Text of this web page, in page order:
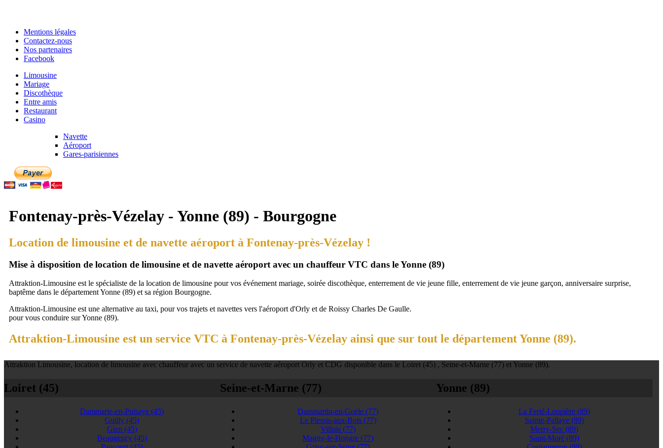
Mentions légales
Contactez-nous
Nos partenaires
Facebook
Limousine
Mariage
Discothèque
Entre amis
Restaurant
Casino
Navette
Aéroport
Gares-parisiennes
Fontenay-près-Vézelay - Yonne (89) - Bourgogne
Location de limousine et de navette aéroport à Fontenay-près-Vézelay !
Mise à disposition de location de limousine et de navette aéroport avec un chauffeur VTC dans le Yonne (89)
Attraktion-Limousine est le spécialiste de la location de limousine pour vos événement mariage, soirée discothèque, enterrement de vie jeune fille, enterrement de vie jeune garçon, anniversaire surprise,
baptême dans le département Yonne (89) et sa région Bourgogne.
Attraktion-Limousine est une alternative au taxi, pour vos trajets et navettes vers l'aéroport d'Orly et de Roissy Charles De Gaulle.
pour vous conduire sur Yonne (89).
Attraktion-Limousine est un service VTC à Fontenay-près-Vézelay ainsi que sur tout le département Yonne (89).
Attraktion Limousine, location de limousine avec chauffeur avec un service de navette aéroport Orly et CDG disponible dans le Loiret (45) , Seine-et-Marne (77) et Yonne (89).
Loiret (45)
Dammarie-en-Puisaye(45)
Guilly(45)
Gien (45)
Beaugency (45)
Seine-et-Marne (77)
Dammartin-en-Goële(77)
Le Plessis-aux-Bois (77)
Villuis (77)
Magny-le-Hongre(77)
Yonne (89)
La Ferté-Loupière(89)
Sainte-Pallaye (89)
Merry-Sec(89)
Saint-Moré(89)